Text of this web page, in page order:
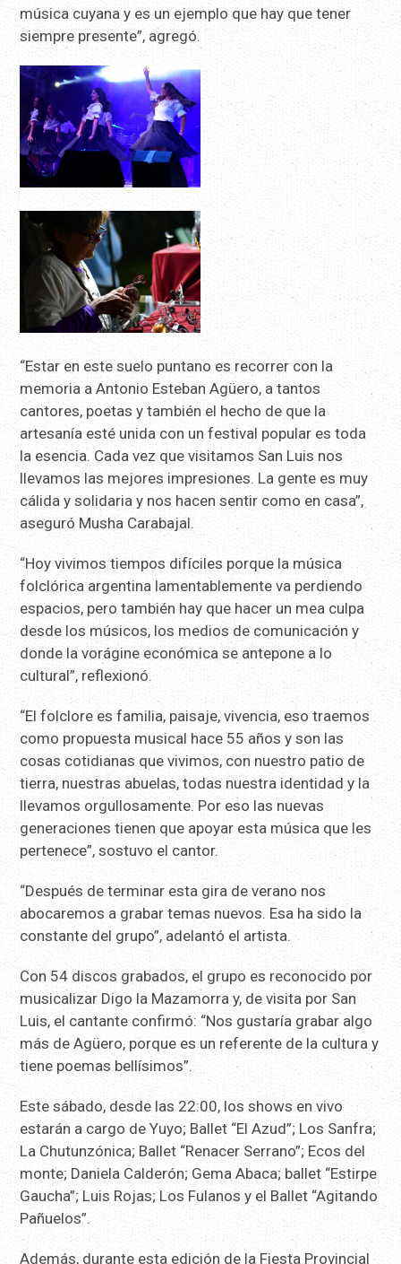
música cuyana y es un ejemplo que hay que tener
siempre presente”, agregó.
“Estar en este suelo puntano es recorrer con la
memoria a Antonio Esteban Agüero, a tantos
cantores, poetas y también el hecho de que la
artesanía esté unida con un festival popular es toda
la esencia. Cada vez que visitamos San Luis nos
llevamos las mejores impresiones. La gente es muy
cálida y solidaria y nos hacen sentir como en casa”,
aseguró Musha Carabajal.
“Hoy vivimos tiempos difíciles porque la música
folclórica argentina lamentablemente va perdiendo
espacios, pero también hay que hacer un mea culpa
desde los músicos, los medios de comunicación y
donde la vorágine económica se antepone a lo
cultural”, reflexionó.
“El folclore es familia, paisaje, vivencia, eso traemos
como propuesta musical hace 55 años y son las
cosas cotidianas que vivimos, con nuestro patio de
tierra, nuestras abuelas, todas nuestra identidad y la
llevamos orgullosamente. Por eso las nuevas
generaciones tienen que apoyar esta música que les
pertenece”, sostuvo el cantor.
“Después de terminar esta gira de verano nos
abocaremos a grabar temas nuevos. Esa ha sido la
constante del grupo”, adelantó el artista.
Con 54 discos grabados, el grupo es reconocido por
musicalizar Digo la Mazamorra y, de visita por San
Luis, el cantante confirmó: “Nos gustaría grabar algo
más de Agüero, porque es un referente de la cultura y
tiene poemas bellísimos”.
Este sábado, desde las 22:00, los shows en vivo
estarán a cargo de Yuyo; Ballet “El Azud”; Los Sanfra;
La Chutunzónica; Ballet “Renacer Serrano”; Ecos del
monte; Daniela Calderón; Gema Abaca; ballet “Estirpe
Gaucha”; Luis Rojas; Los Fulanos y el Ballet “Agitando
Pañuelos”.
Además, durante esta edición de la Fiesta Provincial